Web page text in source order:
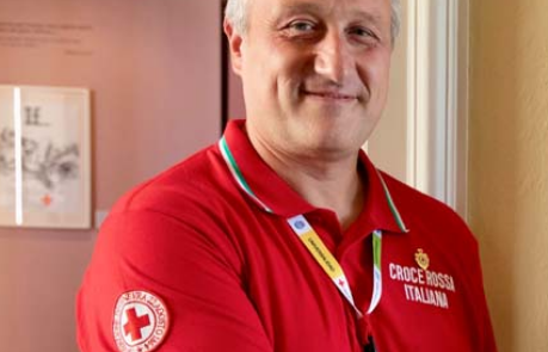
PRODOTTI A BASE CALCE AEREA
a base di calce aerea, per